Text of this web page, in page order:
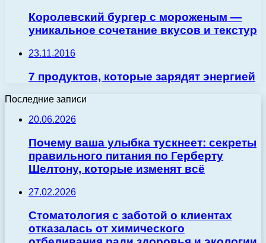
Королевский бургер с мороженым —
уникальное сочетание вкусов и текстур
23.11.2016
7 продуктов, которые зарядят энергией
Последние записи
20.06.2026
Почему ваша улыбка тускнеет: секреты
правильного питания по Герберту
Шелтону, которые изменят всё
27.02.2026
Стоматология с заботой о клиентах
отказалась от химического